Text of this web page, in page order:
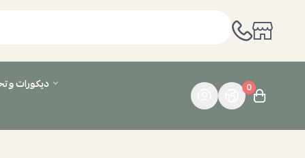
ديكورات
0